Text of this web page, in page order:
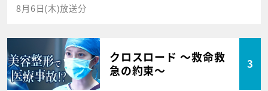
8月6日(木)放送分
クロスロード ～救命救
急の約束～
3